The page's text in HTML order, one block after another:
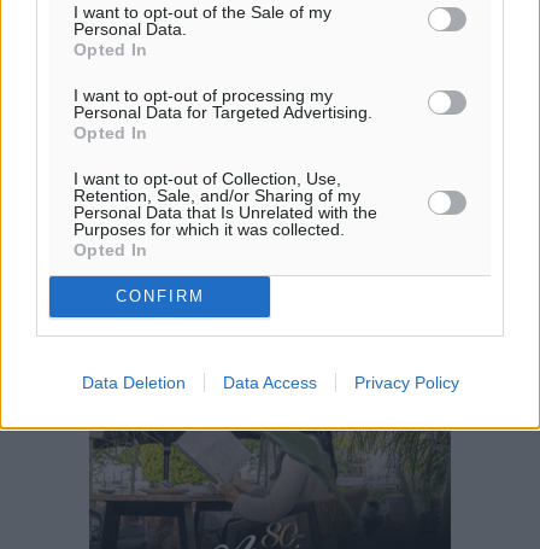
I want to opt-out of the Sale of my
Personal Data.
Opted In
I want to opt-out of processing my
Personal Data for Targeted Advertising.
Opted In
I want to opt-out of Collection, Use,
Retention, Sale, and/or Sharing of my
Personal Data that Is Unrelated with the
Purposes for which it was collected.
Opted In
CONFIRM
Data Deletion Data Access Privacy Policy